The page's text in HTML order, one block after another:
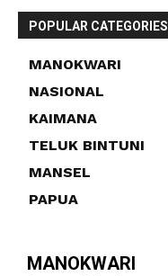
POPULAR CATEGORIES
MANOKWARI
NASIONAL
KAIMANA
TELUK BINTUNI
MANSEL
PAPUA
MANOKWARI